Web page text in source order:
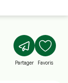
Partager Favoris